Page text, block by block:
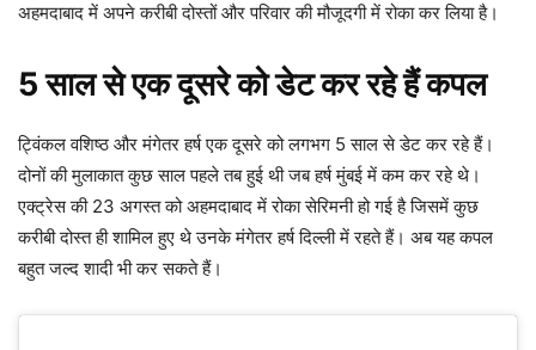
अहमदाबाद में अपने करीबी दोस्तों और परिवार की मौजूदगी में रोका कर लिया है।
5 साल से एक दूसरे को डेट कर रहे हैं कपल
ट्विंकल वशिष्ठ और मंगेतर हर्ष एक दूसरे को लगभग 5 साल से डेट कर रहे हैं।
दोनों की मुलाकात कुछ साल पहले तब हुई थी जब हर्ष मुंबई में कम कर रहे थे।
एक्ट्रेस की 23 अगस्त को अहमदाबाद में रोका सेरिमनी हो गई है जिसमें कुछ
करीबी दोस्त ही शामिल हुए थे उनके मंगेतर हर्ष दिल्ली में रहते हैं। अब यह कपल
बहुत जल्द शादी भी कर सकते हैं।